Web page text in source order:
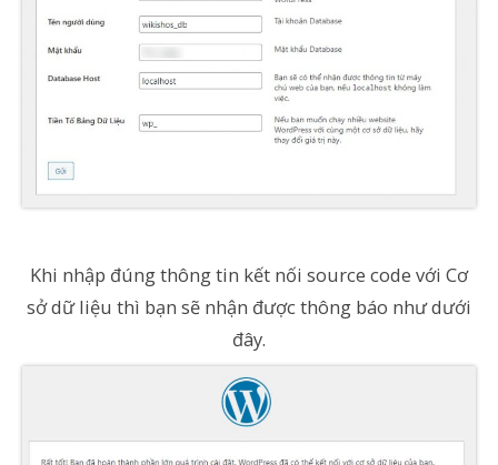
Khi nhập đúng thông tin kết nối source code với Cơ
sở dữ liệu thì bạn sẽ nhận được thông báo như dưới
đây.